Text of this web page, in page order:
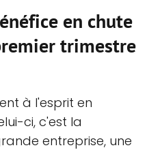
en chute
trimestre
à l'esprit en
ci, c'est la
entreprise, une